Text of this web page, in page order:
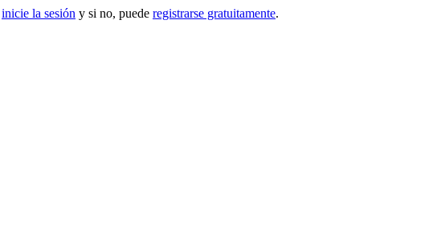
inicie la sesión y si no, puede registrarse gratuitamente.